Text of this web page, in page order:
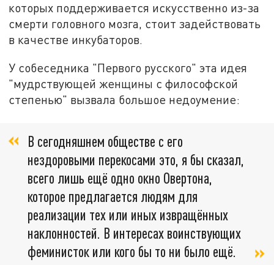
которых поддерживается искусственно из-за
смерти головного мозга, стоит задействовать
в качестве инкубаторов.
У собеседника "Первого русского" эта идея
"мудрствующей женщины с философской
степенью" вызвала большое недоумение:
В сегодняшнем обществе с его
нездоровыми перекосами это, я бы сказал,
всего лишь ещё одно окно Овертона,
которое предлагается людям для
реализации тех или иных извращённых
наклонностей. В интересах воинствующих
феминисток или кого бы то ни было ещё.